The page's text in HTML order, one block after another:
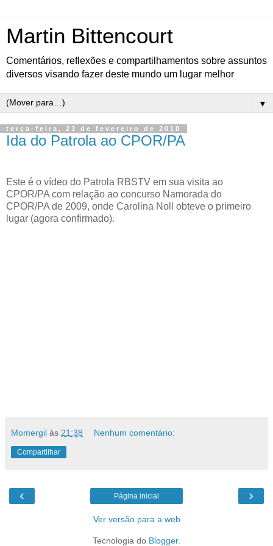
Martin Bittencourt
Comentários, reflexões e compartilhamentos sobre assuntos
diversos visando fazer deste mundo um lugar melhor
▼
terça-feira, 23 de fevereiro de 2010
Ida do Patrola ao CPOR/PA
Este é o vídeo do Patrola RBSTV em sua visita ao
CPOR/PA com relação ao concurso Namorada do
CPOR/PA de 2009, onde Carolina Noll obteve o primeiro
lugar (agora confirmado).
Momergil às 21:38 Nenhum comentário:
Compartilhar
‹ ›
Página inicial
Ver versão para a web
Tecnologia do Blogger.